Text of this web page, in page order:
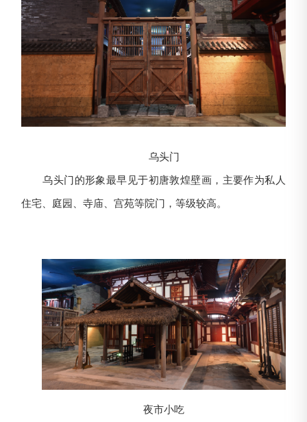
乌头门
乌头门的形象最早见于初唐敦煌壁画，主要作为私人
住宅、庭园、寺庙、宫苑等院门，等级较高。
夜市小吃